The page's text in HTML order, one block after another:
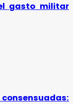
gasto militar